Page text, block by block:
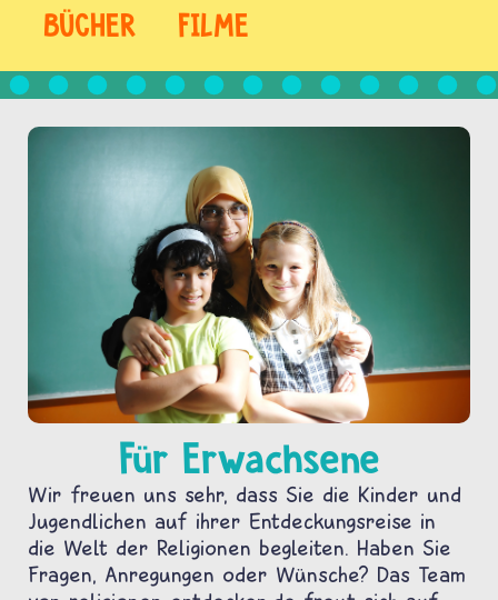
BÜCHER FILME
Für Erwachsene
Wir freuen uns sehr, dass Sie die Kinder und
Jugendlichen auf ihrer Entdeckungsreise in
die Welt der Religionen begleiten. Haben Sie
Fragen, Anregungen oder Wünsche? Das Team